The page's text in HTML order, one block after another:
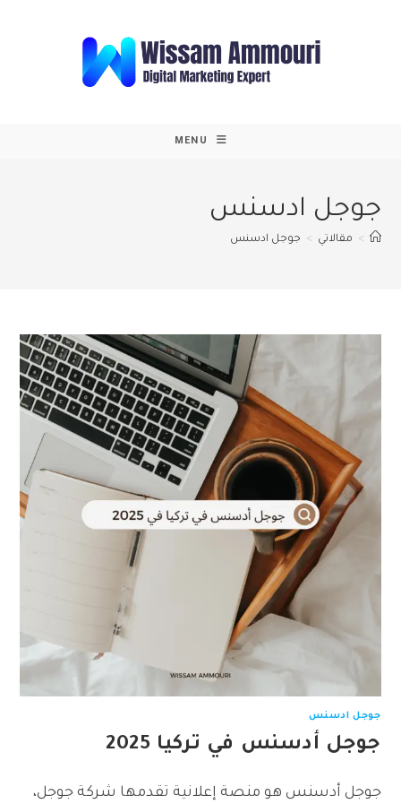
MENU
جوجل ادسنس
> مقالاتي > جوجل ادسنس
جوجل ادسنس
جوجل أدسنس في تركيا 2025
جوجل أدسنس هو منصة إعلانية تقدمها شركة جوجل،